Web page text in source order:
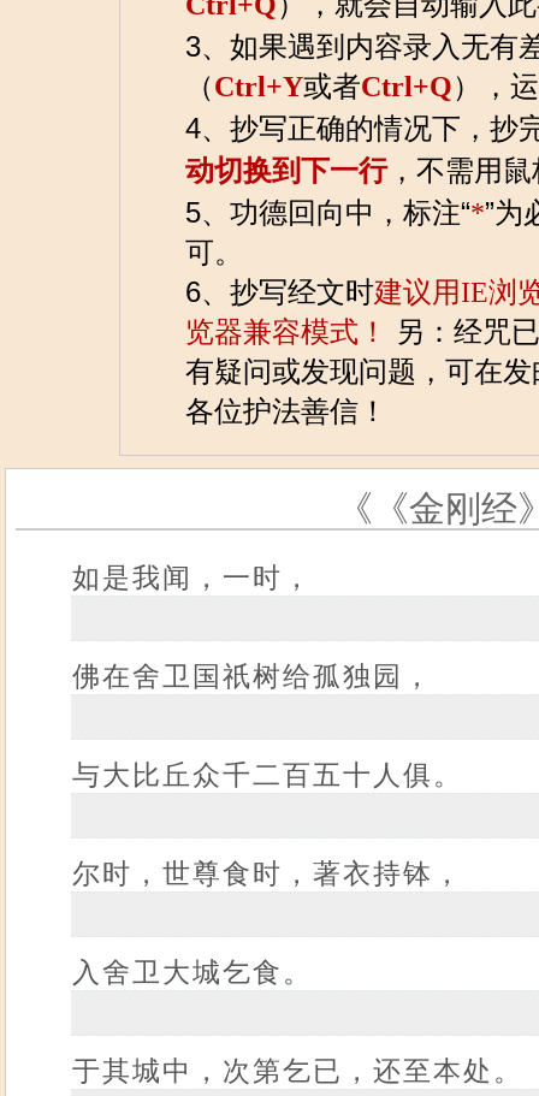
3、如果遇到内容录入无有
（Ctrl+Y或者Ctrl+Q），
4、抄写正确的情况下，抄
动切换到下一行，不需用
5、功德回向中，标注“*”为
可。
6、抄写经文时建议用IE浏
览器兼容模式！
另：经咒
有疑问或发现问题，可在
各位护法善信！
《《金刚
如是我闻，一时，
佛在舍卫国祇树给孤独园，
与大比丘众千二百五十人俱。
尔时，世尊食时，著衣持钵，
入舍卫大城乞食。
于其城中，次第乞已，还至本处。